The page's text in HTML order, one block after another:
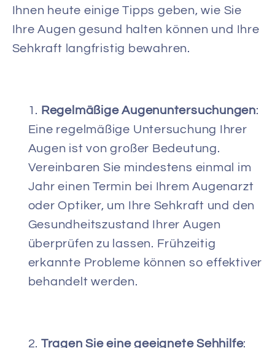
Ihnen heute einige Tipps geben, wie Sie
Ihre Augen gesund halten können und Ihre
Sehkraft langfristig bewahren.
Regelmäßige Augenuntersuchungen:
Eine regelmäßige Untersuchung Ihrer
Augen ist von großer Bedeutung.
Vereinbaren Sie mindestens einmal im
Jahr einen Termin bei Ihrem Augenarzt
oder Optiker, um Ihre Sehkraft und den
Gesundheitszustand Ihrer Augen
überprüfen zu lassen. Frühzeitig
erkannte Probleme können so effektiver
behandelt werden.
Tragen Sie eine geeignete Sehhilfe: